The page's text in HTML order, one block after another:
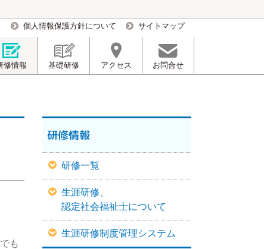
個人情報保護方針について サイトマップ
修情報 基礎研修 アクセス お問合せ
も
研修情報
研修一覧
生涯研修、
認定社会福祉士について
生涯研修制度管理システム